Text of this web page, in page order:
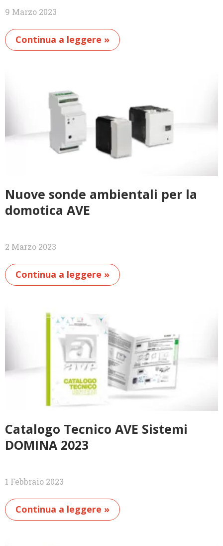
9 Marzo 2023
Continua a leggere »
Nuove sonde ambientali per la
domotica AVE
2 Marzo 2023
Continua a leggere »
Catalogo Tecnico AVE Sistemi
DOMINA 2023
1 Febbraio 2023
Continua a leggere »